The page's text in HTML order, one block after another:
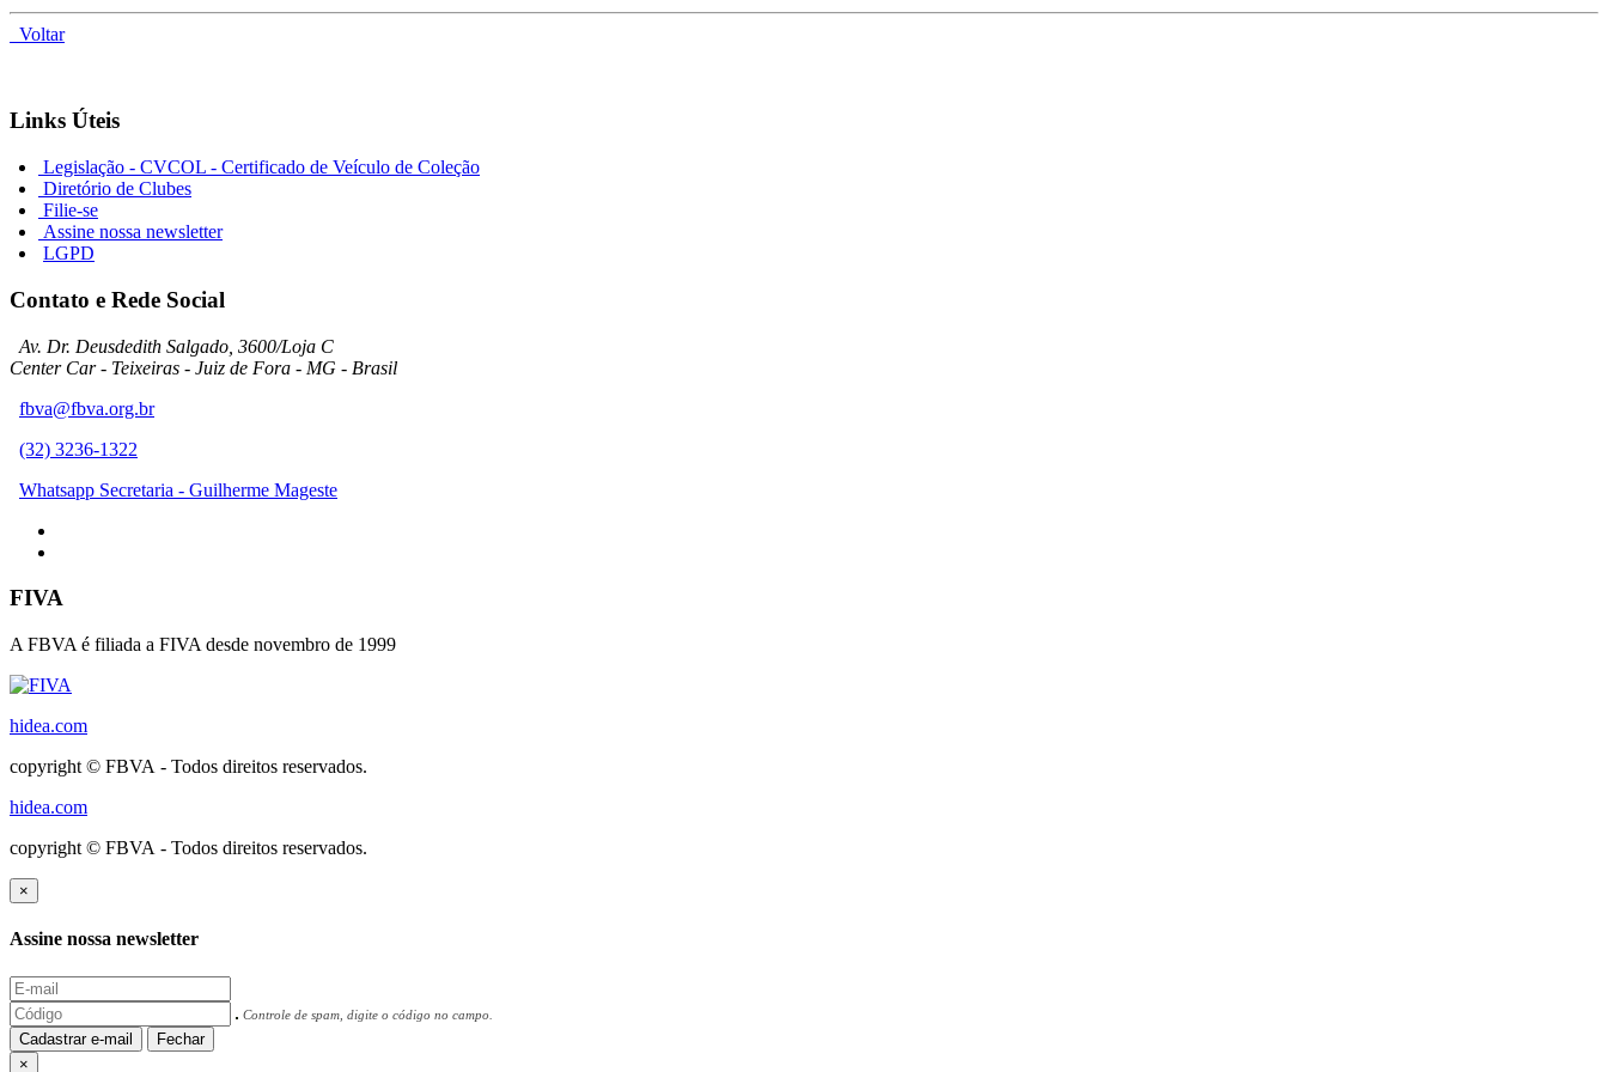
Voltar
Links Úteis
Legislação - CVCOL - Certificado de Veículo de Coleção
Diretório de Clubes
Filie-se
Assine nossa newsletter
LGPD
Contato e Rede Social
Av. Dr. Deusdedith Salgado, 3600/Loja C
Center Car - Teixeiras - Juiz de Fora - MG - Brasil
fbva@fbva.org.br
(32) 3236-1322
Whatsapp Secretaria - Guilherme Mageste
FIVA
A FBVA é filiada a FIVA desde novembro de 1999
hidea.com
copyright © FBVA - Todos direitos reservados.
hidea.com
copyright © FBVA - Todos direitos reservados.
×
Assine nossa newsletter
Controle de spam, digite o código no campo.
Cadastrar e-mail
Fechar
×